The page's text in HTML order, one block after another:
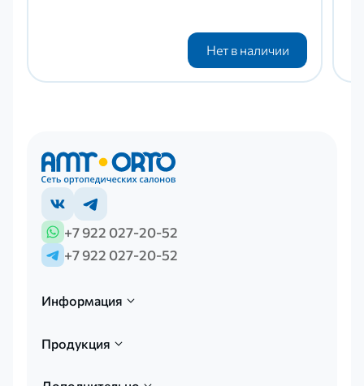
Нет в наличии
+7 922 027-20-52
+7 922 027-20-52
Информация
Продукция